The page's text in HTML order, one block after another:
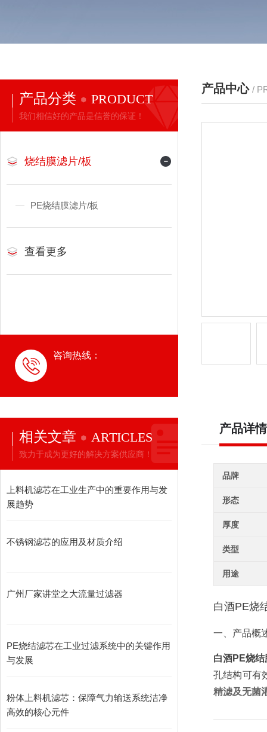
产品分类 PRODUCT
我们相信好的产品是信誉的保证！
烧结膜滤片/板
PE烧结膜滤片/板
查看更多
咨询热线：
相关文章 ARTICLES
致力于成为更好的解决方案供应商！
上料机滤芯在工业生产中的重要作用与发
展趋势
不锈钢滤芯的应用及材质介绍
广州厂家讲堂之大流量过滤器
PE烧结滤芯在工业过滤系统中的关键作用
与发展
粉体上料机滤芯：保障气力输送系统洁净
高效的核心元件
产品中心 /
产品详情
品牌
形态
厚度
类型
用途
白酒PE烧
一、产品概
白酒PE烧
孔结构可有
精滤及无菌